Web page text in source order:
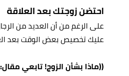
احتضن زوجتك بعد العلاقة
على الرغم من أن العديد من
عليك تخصيص بعض الوقت بعد
((ماذا بشأن الزوج! تابعي